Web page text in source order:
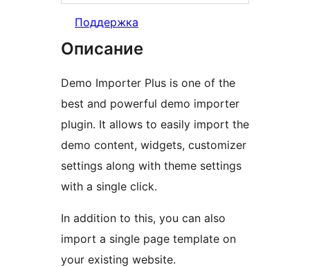
Поддержка
Описание
Demo Importer Plus is one of the
best and powerful demo importer
plugin. It allows to easily import the
demo content, widgets, customizer
settings along with theme settings
with a single click.
In addition to this, you can also
import a single page template on
your existing website.